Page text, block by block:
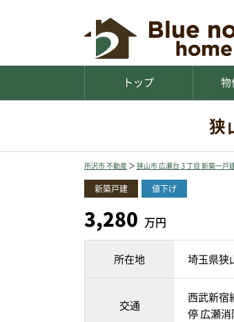
トップ 物
狭
所沢市 不動産 ＞ 狭山市 広瀬台３丁目 新築一
新築戸建 値下げ
3,280 万円
所在地 埼玉県狭
交通
西武新宿
停 広瀬消